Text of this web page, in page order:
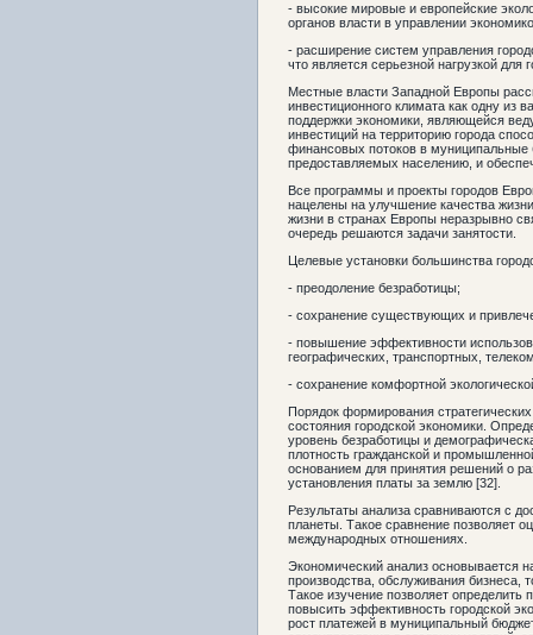
- высокие мировые и европейские
органов власти в управлении
- расширение систем управления
что является серьезной нагрузкой для
Местные власти Западной Европы
инвестиционного климата как одну
поддержки экономики, являющейся
инвестиций на территорию города
финансовых потоков в
предоставляемых населению, и
Все программы и проекты городов
нацелены на улучшение качества
жизни в странах Европы неразрывно
очередь решаются задачи занятости.
Целевые установки большинства
- преодоление безработицы;
- сохранение существующих и
- повышение эффективности
географических, транспортных,
- сохранение комфортной
Порядок формирования
состояния городской экономики.
уровень безработицы и
плотность гражданской и
основанием для принятия решений о
установления платы за землю [32].
Результаты анализа сравниваются с
планеты. Такое сравнение позволяет
международных отношениях.
Экономический анализ основывается
производства, обслуживания бизнеса,
Такое изучение позволяет определить
повысить эффективность городской
рост платежей в муниципальный